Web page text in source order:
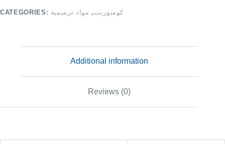
CATEGORIES: كومبوزيت , مواد ترميمية
Additional information
Reviews (0)